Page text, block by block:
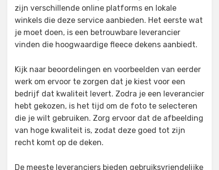
zijn verschillende online platforms en lokale
winkels die deze service aanbieden. Het eerste wat
je moet doen, is een betrouwbare leverancier
vinden die hoogwaardige fleece dekens aanbiedt.
Kijk naar beoordelingen en voorbeelden van eerder
werk om ervoor te zorgen dat je kiest voor een
bedrijf dat kwaliteit levert. Zodra je een leverancier
hebt gekozen, is het tijd om de foto te selecteren
die je wilt gebruiken. Zorg ervoor dat de afbeelding
van hoge kwaliteit is, zodat deze goed tot zijn
recht komt op de deken.
De meeste leveranciers bieden gebruiksvriendelijke